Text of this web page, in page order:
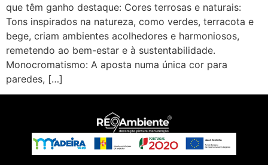
que têm ganho destaque: Cores terrosas e naturais:
Tons inspirados na natureza, como verdes, terracota e
bege, criam ambientes acolhedores e harmoniosos,
remetendo ao bem-estar e à sustentabilidade.
Monocromatismo: A aposta numa única cor para
paredes, […]